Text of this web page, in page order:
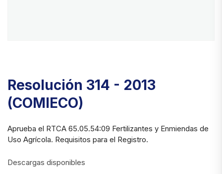
Resolución 314 - 2013
(COMIECO)
Aprueba el RTCA 65.05.54:09 Fertilizantes y Enmiendas de
Uso Agrícola. Requisitos para el Registro.
Descargas disponibles